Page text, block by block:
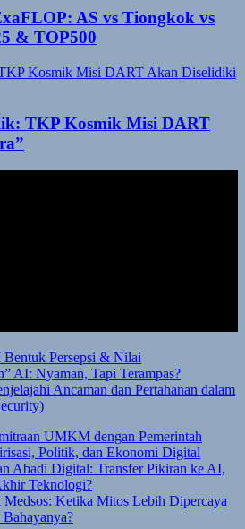
AS vs Tiongkok vs
& TOP500
TKP Kosmik Misi DART
Persepsi & Nilai
AI: Nyaman, Tapi Terampas?
Ancaman dan Pertahanan dalam
UMKM dengan Pemerintah
Politik, dan Ekonomi Digital
Abadi Digital: Transfer Pikiran ke AI,
Teknologi?
Medsos: Ketika Mitos Lebih Dipercaya